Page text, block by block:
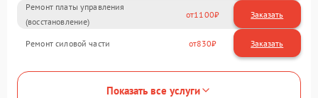
Ремонт платы управления
(восстановление)
1100
Ремонт силовой части 830
Показать все услуги